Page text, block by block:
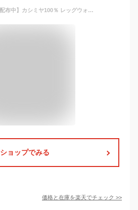
【24h限定クーポン配布中】カシミヤ100％ レッグウォーマー ロング レディース 日本製 ゆったり 厚手 冬 秋 冷え対策 冷えとり 冷え性 防寒 温活 シンプル 暖かい あたたかい カシミア ニット 女性 シンプル 無地 かわいい プロディガル
ショップでみる
価格と在庫を楽天でチェック >>